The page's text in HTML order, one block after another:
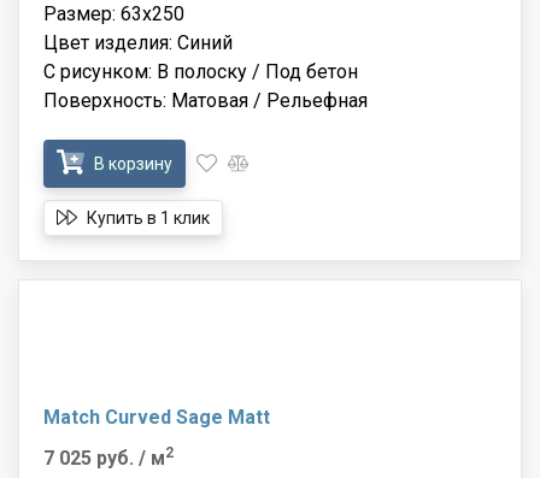
Размер: 63x250
Цвет изделия: Синий
С рисунком: В полоску / Под бетон
Поверхность: Матовая / Рельефная
В корзину
Купить в 1 клик
Match Curved Sage Matt
7 025 руб. / м2